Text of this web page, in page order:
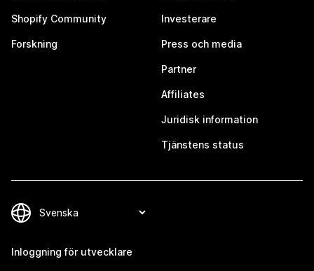
Shopify Community
Forskning
Investerare
Press och media
Partner
Affiliates
Juridisk information
Tjänstens status
Inloggning för utvecklare